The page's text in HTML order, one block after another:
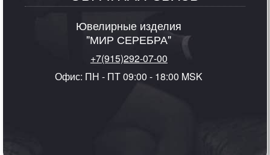
Ювелирные изделия
"МИР СЕРЕБРА"
+7(915)292-07-00
Офис: ПН - ПТ 09:00 - 18:00 MSK